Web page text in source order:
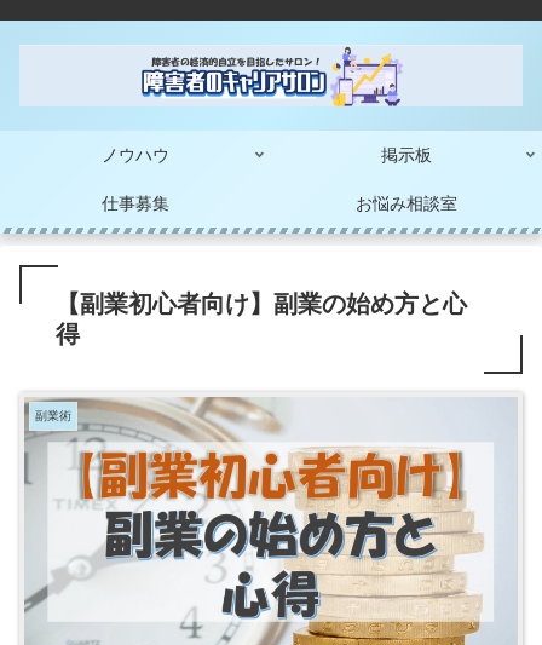
ノウハウ 掲示板
仕事募集 お悩み相談室
【副業初心者向け】副業の始め方と心
得
副業術